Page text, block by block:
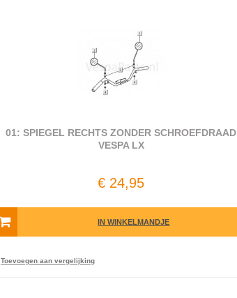
01: SPIEGEL RECHTS ZONDER SCHROEFDRAAD
VESPA LX
€ 24,95
IN WINKELMANDJE
Toevoegen aan vergelijking